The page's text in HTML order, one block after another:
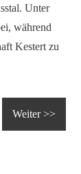
Unter
während
Kestert zu
Weiter >>